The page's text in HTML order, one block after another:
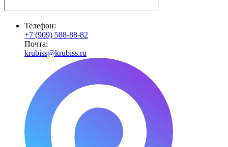
Телефон:
+7 (909) 588-88-82
Почта:
krubiss@krubiss.ru